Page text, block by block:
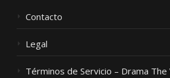
Contacto
Legal
Términos de Servicio – Drama The